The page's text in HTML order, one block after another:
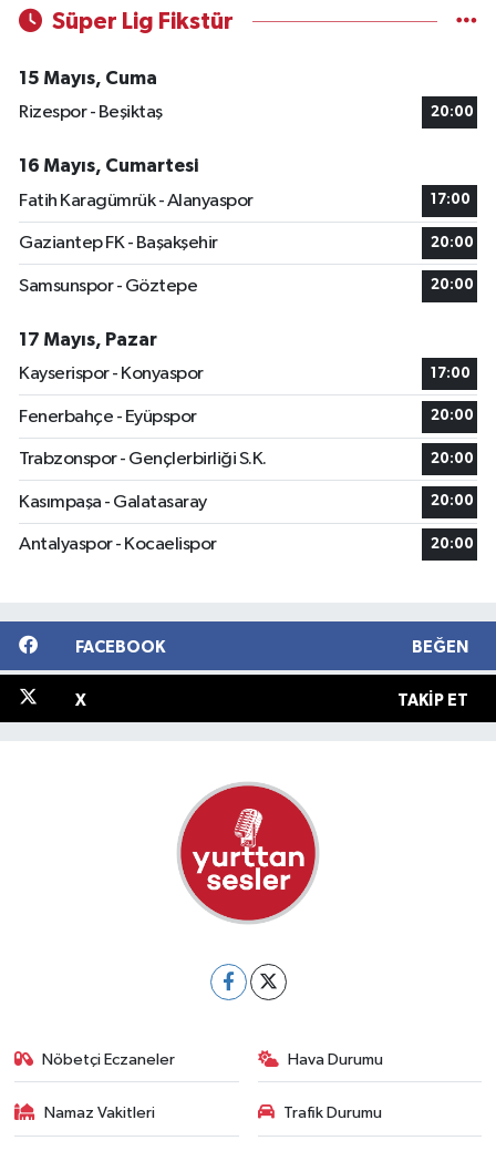
Süper Lig Fikstür
15 Mayıs, Cuma
Rizespor - Beşiktaş
20:00
16 Mayıs, Cumartesi
Fatih Karagümrük - Alanyaspor
17:00
Gaziantep FK - Başakşehir 20:00
Samsunspor - Göztepe 20:00
17 Mayıs, Pazar
Kayserispor - Konyaspor
17:00
Fenerbahçe - Eyüpspor 20:00
Trabzonspor - Gençlerbirliği S.K. 20:00
Kasımpaşa - Galatasaray 20:00
Antalyaspor - Kocaelispor 20:00
FACEBOOK BEĞEN
X TAKIP ET
Nöbetçi Eczaneler Hava Durumu
Namaz Vakitleri Trafik Durumu